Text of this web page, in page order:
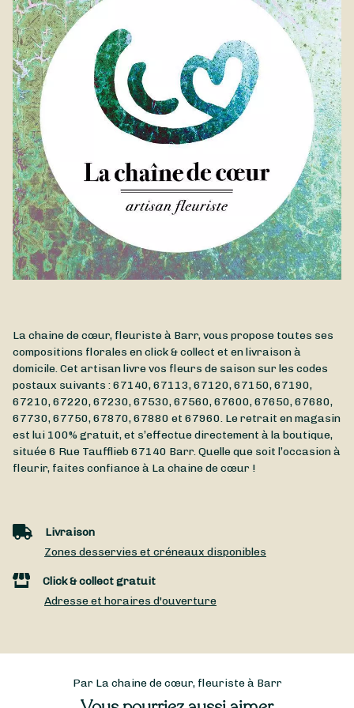
La chaine de cœur, fleuriste à Barr, vous propose toutes ses
compositions florales en click & collect et en livraison à
domicile. Cet artisan livre vos fleurs de saison sur les codes
postaux suivants : 67140, 67113, 67120, 67150, 67190,
67210, 67220, 67230, 67530, 67560, 67600, 67650, 67680,
67730, 67750, 67870, 67880 et 67960. Le retrait en magasin
est lui 100% gratuit, et s’effectue directement à la boutique,
située6 Rue Taufflieb67140 Barr. Quelle que soit l’occasion à
fleurir, faites confiance à La chaine de cœur !
Livraison
Zones desservies et créneaux disponibles
Click & collect gratuit
Adresse et horaires d'ouverture
Par La chaine de cœur, fleuriste à Barr